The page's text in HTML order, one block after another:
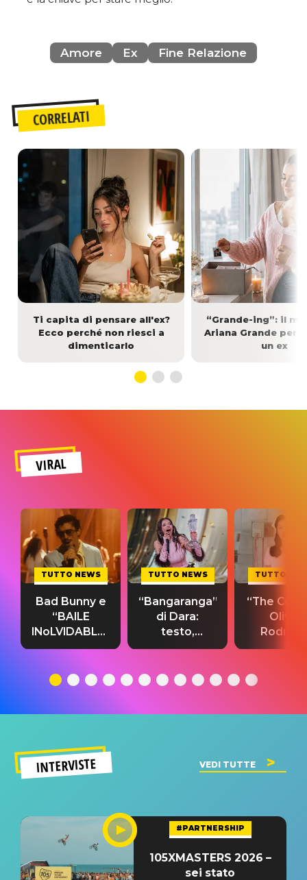
Amore Ex Fine Relazione
CORRELATI
Ti capita di pensare all'ex?
Ecco perché non riesci a
dimenticarlo
“Grande-ing”: il
Ariana Grande per
un ex
VIRAL
TUTTO NEWS
Bad Bunny e
“BAILE
INoLVIDABLE”:
testo,
significato
TUTTO NEWS
“Bangaranga”
di Dara:
testo,
traduzione e
del singolo
TUTTO
“The
Olivia
testo,
INTERVISTE VEDI TUTTE
#PARTNERSHIP
105XMASTERS 2026 –
sei stato